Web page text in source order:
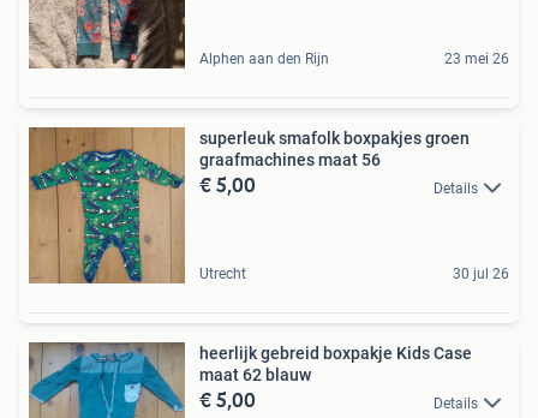
Alphen aan den Rijn 23 mei 26
superleuk smafolk boxpakjes groen
graafmachines maat 56
€ 5,00 Details
Utrecht 30 jul 26
heerlijk gebreid boxpakje Kids Case
maat 62 blauw
€ 5,00 Details